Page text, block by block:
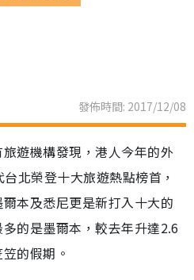
發佈時間: 2017/12/08
遊機構發現，港人今年的外
北榮登十大旅遊熱點榜首，
本及悉尼更是新打入十大的
的是墨爾本，較去年升達2.6
的假期。